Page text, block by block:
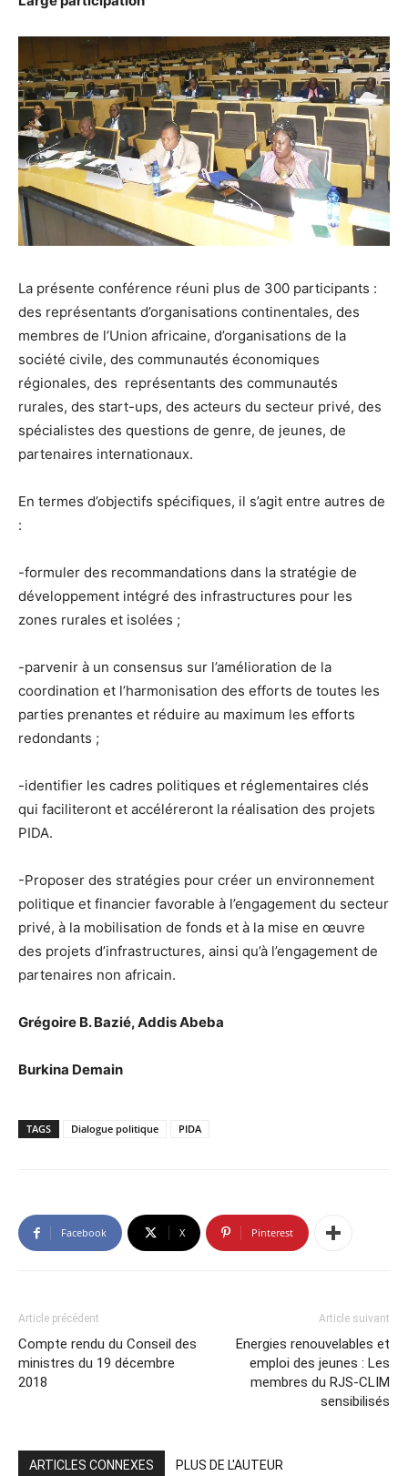
La présente conférence réuni plus de 300 participants :
des représentants d’organisations continentales, des
membres de l’Union africaine, d’organisations de la
société civile, des communautés économiques
régionales, des représentants des communautés
rurales, des start-ups, des acteurs du secteur privé, des
spécialistes des questions de genre, de jeunes, de
partenaires internationaux.
En termes d’objectifs spécifiques, il s’agit entre autres de
:
-formuler des recommandations dans la stratégie de
développement intégré des infrastructures pour les
zones rurales et isolées ;
-parvenir à un consensus sur l’amélioration de la
coordination et l’harmonisation des efforts de toutes les
parties prenantes et réduire au maximum les efforts
redondants ;
-identifier les cadres politiques et réglementaires clés
qui faciliteront et accéléreront la réalisation des projets
PIDA.
-Proposer des stratégies pour créer un environnement
politique et financier favorable à l’engagement du secteur
privé, à la mobilisation de fonds et à la mise en œuvre
des projets d’infrastructures, ainsi qu’à l’engagement de
partenaires non africain.
Grégoire B. Bazié, Addis Abeba
Burkina Demain
TAGS Dialogue politique PIDA
Facebook X Pinterest
Article précédent
Compte rendu du Conseil des
ministres du 19 décembre
2018
Article suivant
Energies renouvelables et
emploi des jeunes : Les
membres du RJS-CLIM
sensibilisés
ARTICLES CONNEXES PLUS DE L'AUTEUR